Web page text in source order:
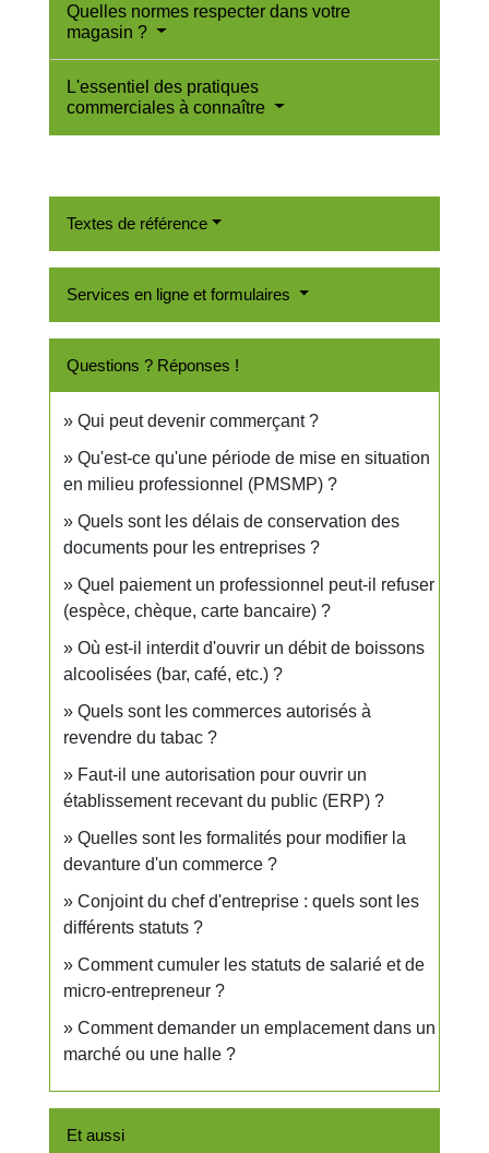
Quelles normes respecter dans votre
magasin ?
L'essentiel des pratiques
commerciales à connaître
Textes de référence
Services en ligne et formulaires
Questions ? Réponses !
Qui peut devenir commerçant ?
Qu'est-ce qu'une période de mise en situation
en milieu professionnel (PMSMP) ?
Quels sont les délais de conservation des
documents pour les entreprises ?
Quel paiement un professionnel peut-il refuser
(espèce, chèque, carte bancaire) ?
Où est-il interdit d'ouvrir un débit de boissons
alcoolisées (bar, café, etc.) ?
Quels sont les commerces autorisés à
revendre du tabac ?
Faut-il une autorisation pour ouvrir un
établissement recevant du public (ERP) ?
Quelles sont les formalités pour modifier la
devanture d'un commerce ?
Conjoint du chef d'entreprise : quels sont les
différents statuts ?
Comment cumuler les statuts de salarié et de
micro-entrepreneur ?
Comment demander un emplacement dans un
marché ou une halle ?
Et aussi